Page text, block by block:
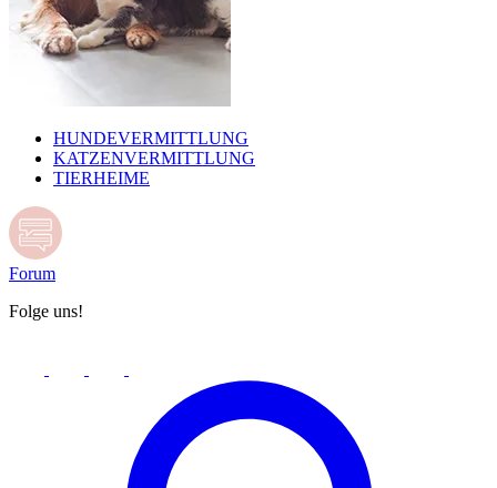
HUNDEVERMITTLUNG
KATZENVERMITTLUNG
TIERHEIME
Forum
Folge uns!